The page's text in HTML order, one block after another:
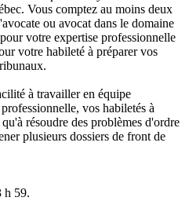
Vous comptez au moins deux
ou avocat dans le domaine
votre expertise professionnelle
votre habileté à préparer vos
à travailler en équipe
vos habiletés à
résoudre des problèmes d'ordre
plusieurs dossiers de front de
h 59.